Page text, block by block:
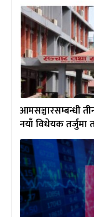
आमसञ्चारसम्बन्धी
नयाँ विधेयक तर्जुमा